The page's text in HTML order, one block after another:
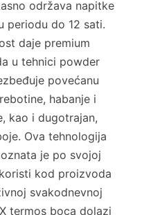
održava napitke
periodu do 12 sati.
daje premium
u tehnici powder
povećanu
habanje i
kao i dugotrajan,
Ova tehnologija
je po svojoj
kod proizvoda
svakodnevnoj
termos boca dolazi